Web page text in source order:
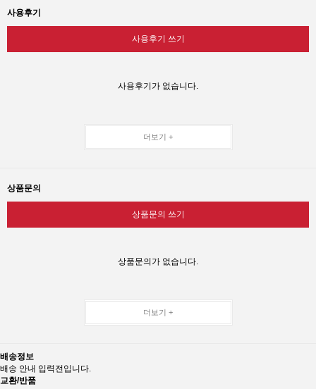
사용후기
사용후기 쓰기
사용후기가 없습니다.
더보기 +
상품문의
상품문의 쓰기
상품문의가 없습니다.
더보기 +
배송정보
배송 안내 입력전입니다.
교환/반품